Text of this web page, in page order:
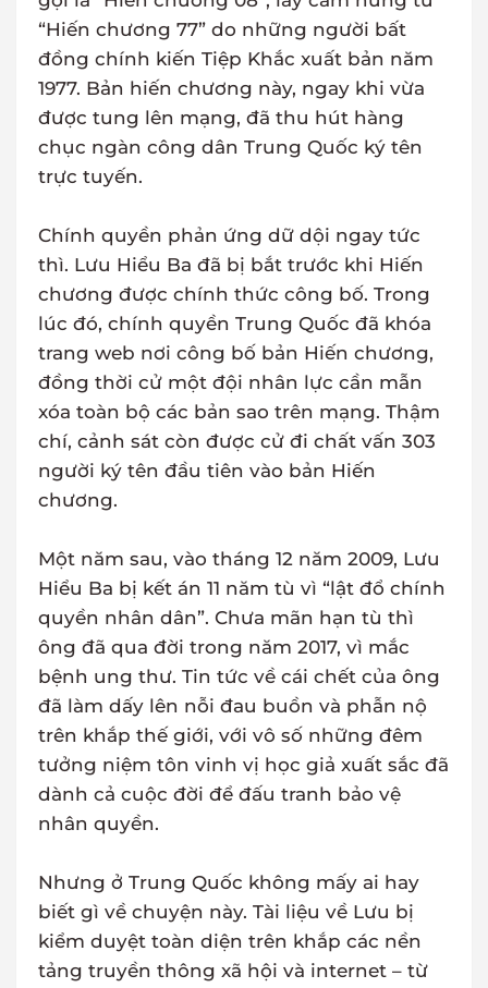
“Hiến chương 77” do những người bất
đồng chính kiến Tiệp Khắc xuất bản năm
1977. Bản hiến chương này, ngay khi vừa
được tung lên mạng, đã thu hút hàng
chục ngàn công dân Trung Quốc ký tên
trực tuyến.
Chính quyền phản ứng dữ dội ngay tức
thì. Lưu Hiểu Ba đã bị bắt trước khi Hiến
chương được chính thức công bố. Trong
lúc đó, chính quyền Trung Quốc đã khóa
trang web nơi công bố bản Hiến chương,
đồng thời cử một đội nhân lực cần mẫn
xóa toàn bộ các bản sao trên mạng. Thậm
chí, cảnh sát còn được cử đi chất vấn 303
người ký tên đầu tiên vào bản Hiến
chương.
Một năm sau, vào tháng 12 năm 2009, Lưu
Hiểu Ba bị kết án 11 năm tù vì “lật đổ chính
quyền nhân dân”. Chưa mãn hạn tù thì
ông đã qua đời trong năm 2017, vì mắc
bệnh ung thư. Tin tức về cái chết của ông
đã làm dấy lên nỗi đau buồn và phẫn nộ
trên khắp thế giới, với vô số những đêm
tưởng niệm tôn vinh vị học giả xuất sắc đã
dành cả cuộc đời để đấu tranh bảo vệ
nhân quyền.
Nhưng ở Trung Quốc không mấy ai hay
biết gì về chuyện này. Tài liệu về Lưu bị
kiểm duyệt toàn diện trên khắp các nền
tảng truyền thông xã hội và internet – từ